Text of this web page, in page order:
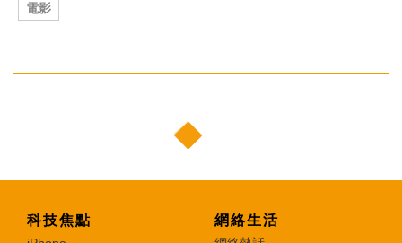
電影
科技焦點 網絡生活